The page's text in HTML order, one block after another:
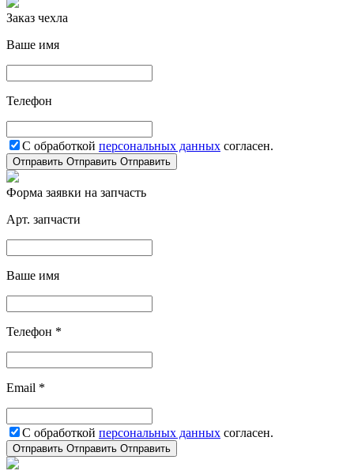
Заказ чехла
Ваше имя
Телефон
С обработкой персональных данных согласен.
Отправить Отправить Отправить
Форма заявки на запчасть
Арт. запчасти
Ваше имя
Телефон *
Email *
С обработкой персональных данных согласен.
Отправить Отправить Отправить